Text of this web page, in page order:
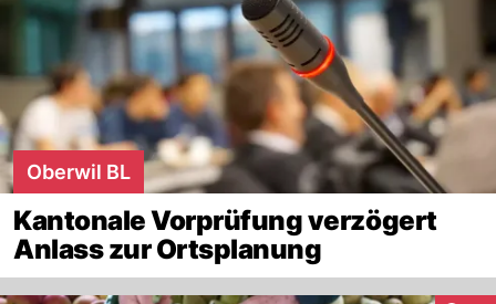
Oberwil BL
Kantonale Vorprüfung verzögert
Anlass zur Ortsplanung